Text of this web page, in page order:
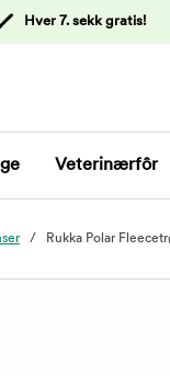
Hver 7. sekk gratis!
Veterinærfôr
Rukka Polar